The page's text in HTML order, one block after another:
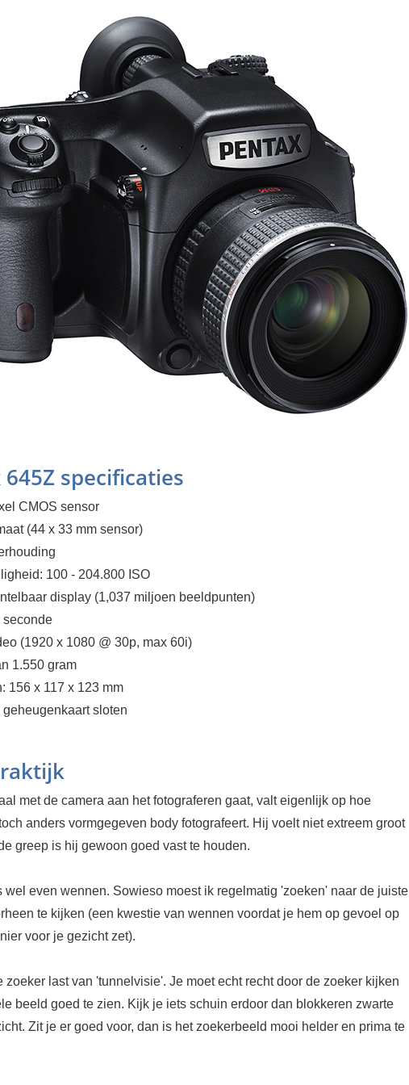
specificaties
CMOS sensor
(44 x 33 mm sensor)
100 - 204.800 ISO
display (1,037 miljoen beeldpunten)
seconde
(1920 x 1080 @ 30p, max 60i)
1.550 gram
156 x 117 x 123 mm
sloten
met de camera aan het fotograferen gaat, valt eigenlijk op hoe
anders vormgegeven body fotografeert. Hij voelt niet extreem groot
greep is hij gewoon goed vast te houden.
wel even wennen. Sowieso moest ik regelmatig 'zoeken' naar de juiste
te kijken (een kwestie van wennen voordat je hem op gevoel op
voor je gezicht zet).
zoeker last van 'tunnelvisie'. Je moet echt recht door de zoeker kijken
beeld goed te zien. Kijk je iets schuin erdoor dan blokkeren zwarte
Zit je er goed voor, dan is het zoekerbeeld mooi helder en prima te